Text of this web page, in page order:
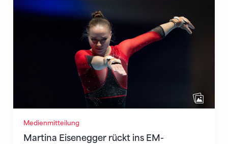
Medienmitteilung
Martina Eisenegger rückt ins EM-